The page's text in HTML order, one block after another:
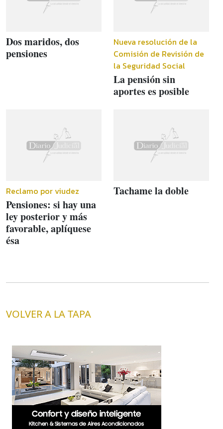
Dos maridos, dos
pensiones
Nueva resolución de la
Comisión de Revisión de
la Seguridad Social
La pensión sin
aportes es posible
Reclamo por viudez
Pensiones: si hay una
ley posterior y más
favorable, aplíquese
ésa
Tachame la doble
VOLVER A LA TAPA